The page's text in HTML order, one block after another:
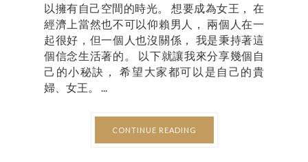
以擁有自己空間的時光。 想要成為女王， 在
經濟上當然也不可以仰賴男人， 兩個人在一
起很好，但一個人也沒關係， 我是秉持著這
個信念生活著的。 以下就讓我來分享幾個自
己的小秘訣， 希望大家都可以是自己的貴
婦、女王。 ...
CONTINUE READING